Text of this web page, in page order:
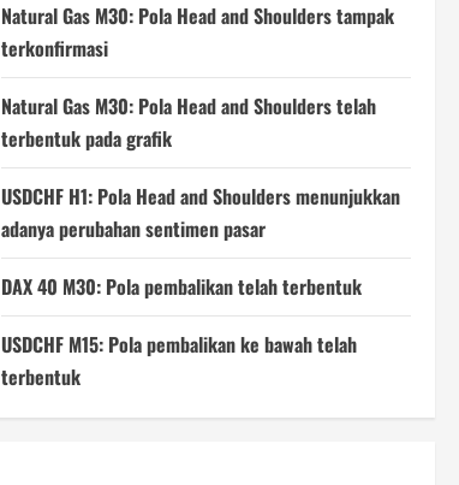
Natural Gas M30: Pola Head and Shoulders tampak
terkonfirmasi
Natural Gas M30: Pola Head and Shoulders telah
terbentuk pada grafik
USDCHF H1: Pola Head and Shoulders menunjukkan
adanya perubahan sentimen pasar
DAX 40 M30: Pola pembalikan telah terbentuk
USDCHF M15: Pola pembalikan ke bawah telah
terbentuk